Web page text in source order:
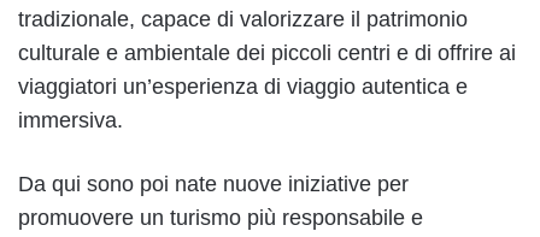
tradizionale, capace di valorizzare il patrimonio
culturale e ambientale dei piccoli centri e di offrire ai
viaggiatori un’esperienza di viaggio autentica e
immersiva.
Da qui sono poi nate nuove iniziative per
promuovere un turismo più responsabile e